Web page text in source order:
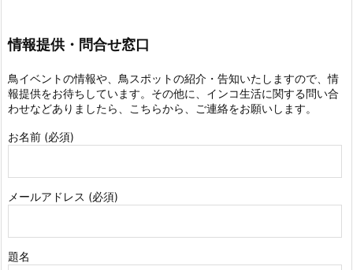
情報提供・問合せ窓口
鳥イベントの情報や、鳥スポットの紹介・告知いたしますので、情
報提供をお待ちしています。その他に、インコ生活に関する問い合
わせなどありましたら、こちらから、ご連絡をお願いします。
お名前 (必須)
メールアドレス (必須)
題名